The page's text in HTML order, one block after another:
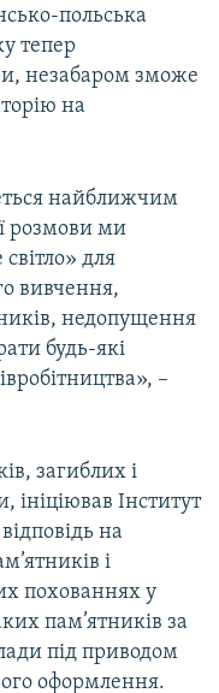
польська
тепер
незабаром зможе
на
найближчим
розмови ми
для
вивчення,
недопущення
будь-які
–
загиблих і
ініціював Інститут
на
і
похованнях у
пам’ятників за
під приводом
оформлення.